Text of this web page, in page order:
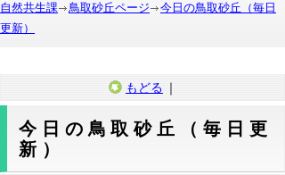
自然共生課
鳥取砂丘ページ
今日の鳥取砂丘（毎日
更新）
もどる ｜
今日の鳥取砂丘（毎日更
新）